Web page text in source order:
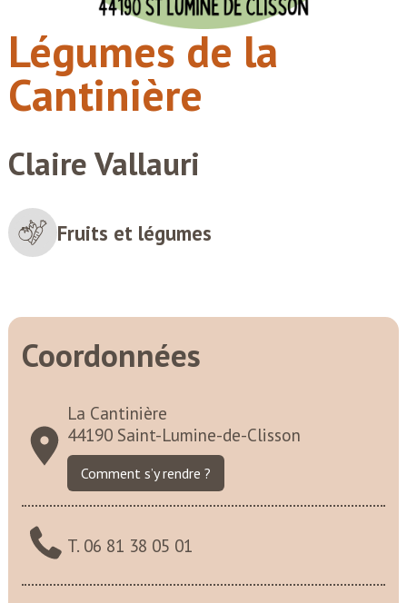
Légumes de la
Cantinière
Claire Vallauri
Fruits et légumes
Coordonnées
La Cantinière
44190 Saint-Lumine-de-Clisson
Comment s’y rendre ?
T. 06 81 38 05 01